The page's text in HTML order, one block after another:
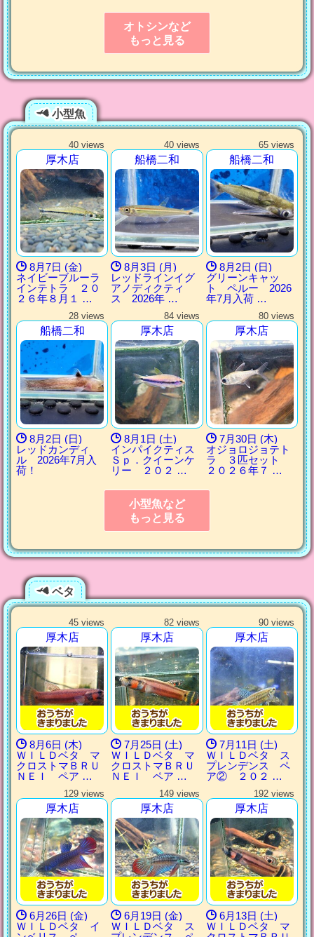
オトシンなど
もっと見る
小型魚
40 views
厚木店
8月7日 (金)
ネイビーブルーラ
インテトラ ２０
２６年８月１ …
40 views
船橋二和
8月3日 (月)
レッドラインイグ
アノディクティ
ス 2026年 …
65 views
船橋二和
8月2日 (日)
グリーンキャッ
ト ペルー 2026
年7月入荷 …
28 views
船橋二和
8月2日 (日)
レッドカンディ
ル 2026年7月入
荷！
84 views
厚木店
8月1日 (土)
インパイクティス
Ｓｐ．クイーンケ
リー ２０２ …
80 views
厚木店
7月30日 (木)
オジョロジョテト
ラ ３匹セット
２０２６年７ …
小型魚など
もっと見る
ベタ
45 views
厚木店
8月6日 (木)
ＷＩＬＤベタ マ
クロストマＢＲＵ
ＮＥＩ ペア …
82 views
厚木店
7月25日 (土)
ＷＩＬＤベタ マ
クロストマＢＲＵ
ＮＥＩ ペア …
90 views
厚木店
7月11日 (土)
ＷＩＬＤベタ ス
プレンデンス ペ
ア② ２０２ …
129 views
厚木店
6月26日 (金)
ＷＩＬＤベタ イ
149 views
厚木店
6月19日 (金)
ＷＩＬＤベタ ス
192 views
厚木店
6月13日 (土)
ＷＩＬＤベタ マ